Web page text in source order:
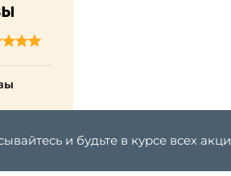
и будьте в курсе всех